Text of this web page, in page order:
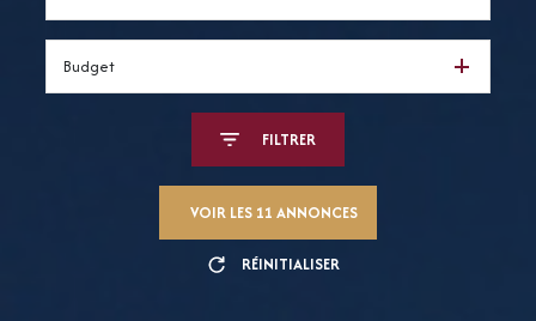
Budget
FILTRER
VOIR LES 11 ANNONCES
RÉINITIALISER